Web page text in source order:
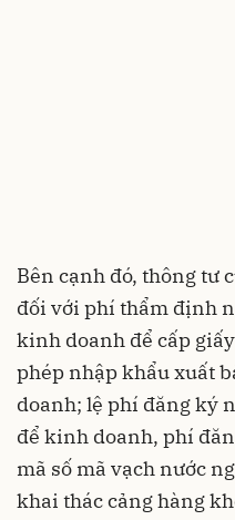
Bên cạnh đó, thông tư
đối với phí thẩm định
kinh doanh để cấp
phép nhập khẩu xuất
doanh; lệ phí đăng ký
để kinh doanh, phí
mã số mã vạch nước
khai thác cảng hàng